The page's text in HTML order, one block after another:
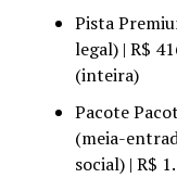
Pista
legal) | R$
(inteira)
Pacote
(meia-
social) | R$